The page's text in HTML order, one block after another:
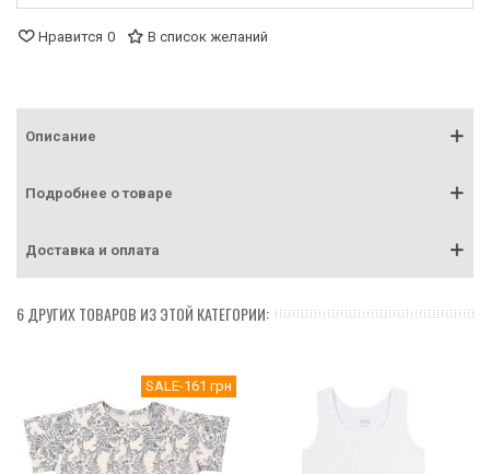
Нравится 0 В список желаний
Описание
Подробнее о товаре
Доставка и оплата
6 ДРУГИХ ТОВАРОВ ИЗ ЭТОЙ КАТЕГОРИИ:
SALE-161 грн